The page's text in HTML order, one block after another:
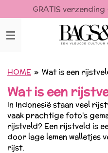
direct
naar
de
GRATIS
HOME » Wat is een
Wat is een
In Indonesië staan veel
vaak prachtige foto's
rijstveld? Een rijstveld is
door lage lemen walletjes
rijst.